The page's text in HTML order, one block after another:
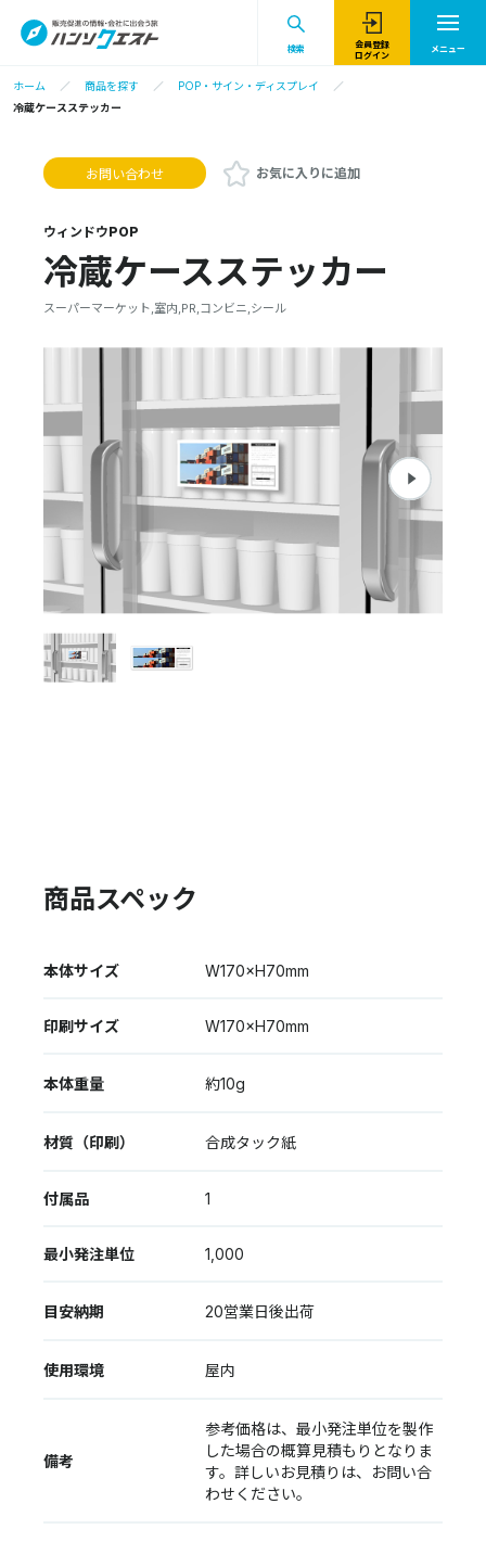
検索
会員登録
ログイン
メニュー
ホーム 商品を探す
POP・サイン・ディスプレイ
冷蔵ケースステッカー
お問い合わせ お気に入りに追加
ウィンドウPOP
冷蔵ケースステッカー
スーパーマーケット,室内,PR,コンビニ,シール
商品スペック
本体サイズ W170×H70mm
印刷サイズ W170×H70mm
本体重量 約10g
材質（印刷） 合成タック紙
付属品 1
最小発注単位 1,000
目安納期 20営業日後出荷
使用環境 屋内
備考
参考価格は、最小発注単位を製作
した場合の概算見積もりとなりま
す。詳しいお見積りは、お問い合
わせください。